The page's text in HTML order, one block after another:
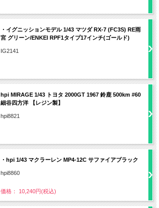
・イグニッションモデル 1/43 マツダ RX-7 (FC3S) RE雨
宮 グリーン/ENKEI RPF1タイプ17インチ(ゴールド)
IG2141
hpi MIRAGE 1/43 トヨタ 2000GT 1967 鈴鹿 500km #60
細谷四方洋 【レジン製】
hpi8821
・hpi 1/43 マクラーレン MP4-12C サファイアブラック
hpi8860
価格： 10,240円(税込)